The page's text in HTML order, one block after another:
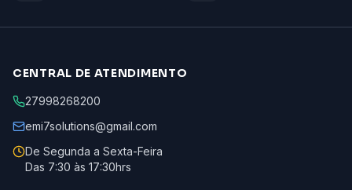
CENTRAL DE ATENDIMENTO
27998268200
emi7solutions@gmail.com
De Segunda a Sexta-Feira
Das 7:30 às 17:30hrs